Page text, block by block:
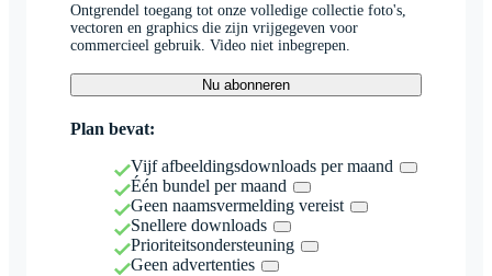
Ontgrendel toegang tot onze volledige collectie foto's,
vectoren en graphics die zijn vrijgegeven voor
commercieel gebruik. Video niet inbegrepen.
Nu abonneren
Plan bevat:
Vijf afbeeldingsdownloads per maand
Één bundel per maand
Geen naamsvermelding vereist
Snellere downloads
Prioriteitsondersteuning
Geen advertenties